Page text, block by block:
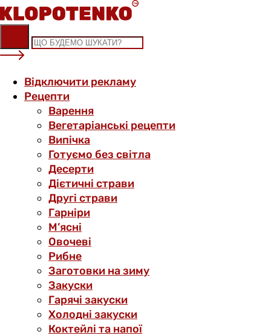
Skip
to
content
Відключити рекламу
Рецепти
Варення
Вегетаріанські рецепти
Випічка
Готуємо без світла
Десерти
Дієтичні страви
Другі страви
Гарніри
М’ясні
Овочеві
Рибне
Заготовки на зиму
Закуски
Гарячі закуски
Холодні закуски
Коктейлі та напої